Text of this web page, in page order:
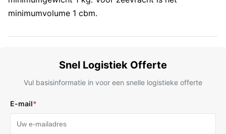
minimumvolume 1 cbm.
Snel Logistiek Offerte
Vul basisinformatie in voor een snelle logistieke offerte
E-mail*